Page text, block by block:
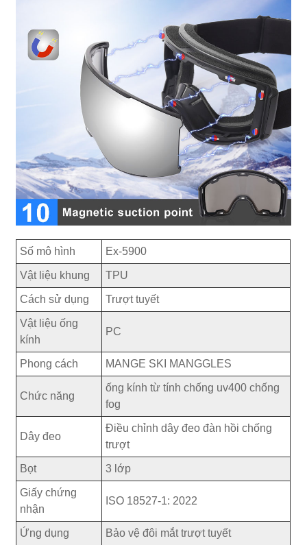
Số mô hình Ex-5900
Vật liệu khung TPU
Cách sử dụng Trượt tuyết
Vật liệu ống
kính
PC
Phong cách MANGE SKI MANGGLES
Chức năng
ống kính từ tính chống uv400 chống
fog
Dây đeo
Điều chỉnh dây đeo đàn hồi chống
trượt
Bọt 3 lớp
Giấy chứng
nhận
ISO 18527-1: 2022
Ứng dụng Bảo vệ đôi mắt trượt tuyết